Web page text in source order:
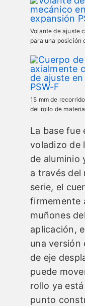
Volante de ajuste
para una posición
15 mm de
del rollo de
La base fue
voladizo de
de aluminio
a través del
serie, el
firmemente
muñones
aplicación,
una versión
de eje
puede
rollo ya
punto